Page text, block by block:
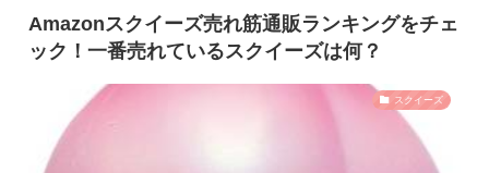
Amazonスクイーズ売れ筋通販ランキングをチェ
ック！一番売れているスクイーズは何？
スクイーズ